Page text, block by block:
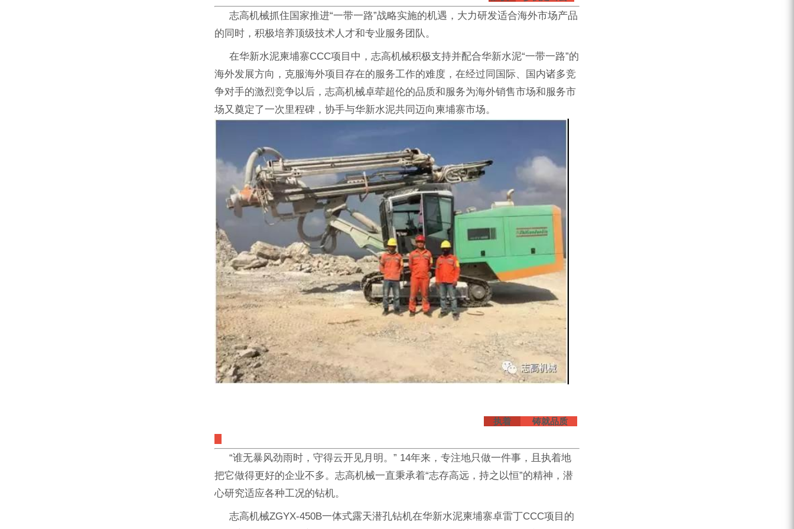
志高机械抓住国家推进“一带一路”战略实施的机遇，大力研发适合海外市场产品
的同时，积极培养顶级技术人才和专业服务团队。
在华新水泥柬埔寨CCC项目中，志高机械积极支持并配合华新水泥“一带一路”的
海外发展方向，克服海外项目存在的服务工作的难度，在经过同国际、国内诸多竞
争对手的激烈竞争以后，志高机械卓荦超伦的品质和服务为海外销售市场和服务市
场又奠定了一次里程碑，协手与华新水泥共同迈向柬埔寨市场。
执着 铸就品质
“谁无暴风劲雨时，守得云开见月明。” 14年来，专注地只做一件事，且执着地
把它做得更好的企业不多。志高机械一直秉承着“志存高远，持之以恒”的精神，潜
心研究适应各种工况的钻机。
志高机械ZGYX-450B一体式露天潜孔钻机在华新水泥柬埔寨卓雷丁CCC项目的